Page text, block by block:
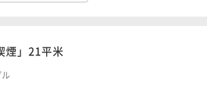
煙」21平米